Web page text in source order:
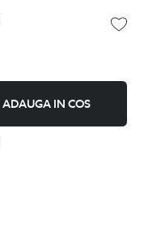
ADAUGA IN COS